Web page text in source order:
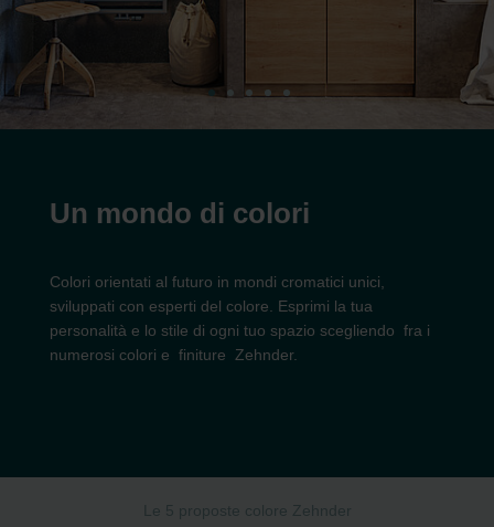
Un mondo di colori
Colori orientati al futuro in mondi cromatici unici,
sviluppati con esperti del colore. Esprimi la tua
personalità e lo stile di ogni tuo spazio scegliendo fra i
numerosi colori e finiture Zehnder.
Le 5 proposte colore Zehnder